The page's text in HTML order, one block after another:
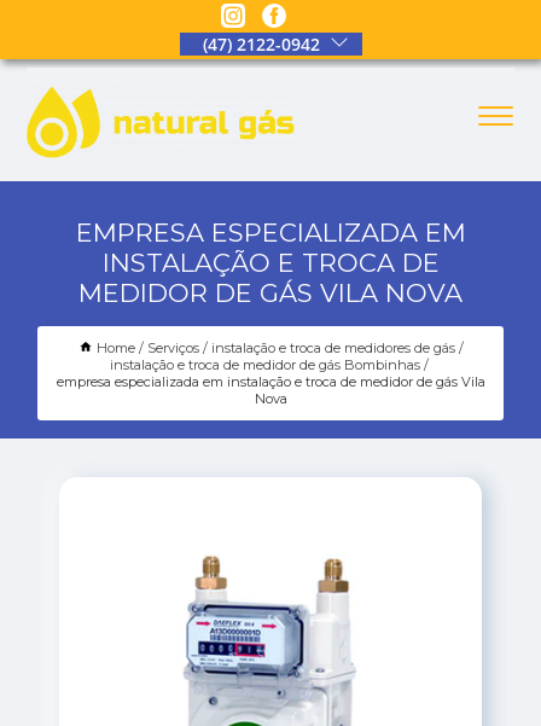
(47) 2122-0942
EMPRESA ESPECIALIZADA EM
INSTALAÇÃO E TROCA DE
MEDIDOR DE GÁS VILA NOVA
Home Serviços
instalação e troca de medidores de gás
instalação e troca de medidor de gás Bombinhas
empresa especializada em instalação e troca de medidor de gás Vila
Nova